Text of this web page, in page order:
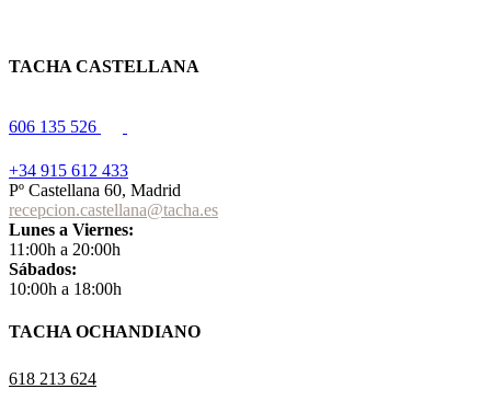
TACHA CASTELLANA
606 135 526
+34 915 612 433
Pº Castellana 60, Madrid
recepcion.castellana@tacha.es
Lunes a Viernes:
11:00h a 20:00h
Sábados:
10:00h a 18:00h
TACHA OCHANDIANO
618 213 624